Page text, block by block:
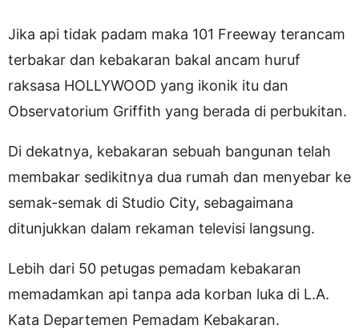
Jika api tidak padam maka 101 Freeway terancam
terbakar dan kebakaran bakal ancam huruf
raksasa HOLLYWOOD yang ikonik itu dan
Observatorium Griffith yang berada di perbukitan.
Di dekatnya, kebakaran sebuah bangunan telah
membakar sedikitnya dua rumah dan menyebar ke
semak-semak di Studio City, sebagaimana
ditunjukkan dalam rekaman televisi langsung.
Lebih dari 50 petugas pemadam kebakaran
memadamkan api tanpa ada korban luka di L.A.
Kata Departemen Pemadam Kebakaran.